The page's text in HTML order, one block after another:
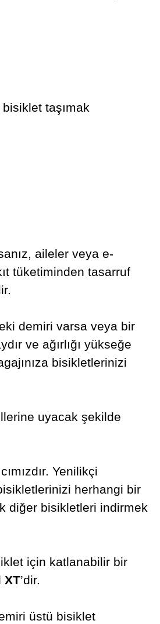
taşımak
aileler veya e-
tüketiminden tasarruf
demiri varsa veya bir
ve ağırlığı yükseğe
bisikletlerinizi
uyacak şekilde
Yenilikçi
herhangi bir
diğer bisikletleri indirmek
için katlanabilir bir
XT’dir.
üstü bisiklet